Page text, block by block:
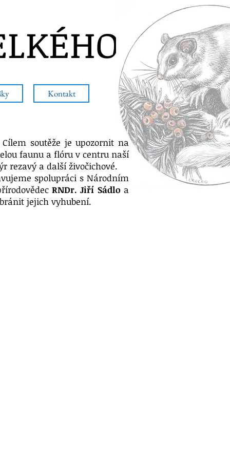
Kontakt
soutěže je upozornit na
faunu a flóru v centru naší
rezavý a další živočichové.
spolupráci s Národním
RNDr. Jiří Sádloa
jejich vyhubení.